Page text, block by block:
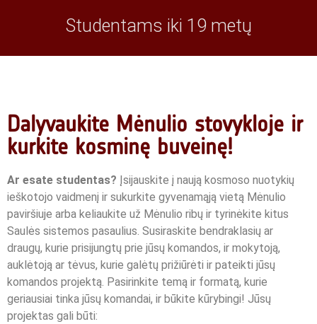
Studentams iki 19 metų
Dalyvaukite Mėnulio stovykloje ir
kurkite kosminę buveinę!
Ar esate studentas? Įsijauskite į naują kosmoso nuotykių
ieškotojo vaidmenį ir sukurkite gyvenamąją vietą Mėnulio
paviršiuje arba keliaukite už Mėnulio ribų ir tyrinėkite kitus
Saulės sistemos pasaulius. Susiraskite bendraklasių ar
draugų, kurie prisijungtų prie jūsų komandos, ir mokytoją,
auklėtoją ar tėvus, kurie galėtų prižiūrėti ir pateikti jūsų
komandos projektą. Pasirinkite temą ir formatą, kurie
geriausiai tinka jūsų komandai, ir būkite kūrybingi! Jūsų
projektas gali būti: